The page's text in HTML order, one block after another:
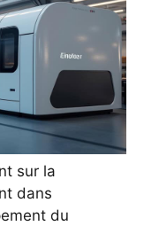
sur la
dans
du